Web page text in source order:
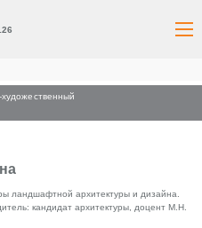
художественный
ландшафтной архитектуры и дизайна.
кандидат архитектуры, доцент М.Н.